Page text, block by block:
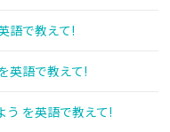
語で教えて!
英語で教えて!
う を英語で教えて!